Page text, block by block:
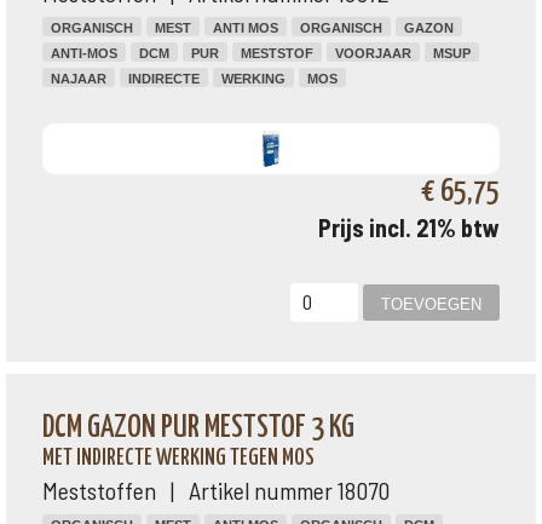
ORGANISCH MEST ANTI MOS ORGANISCH
GAZON
ANTI-MOS
DCM PUR MESTSTOF VOORJAAR
MSUP
NAJAAR
INDIRECTE WERKING MOS
€ 65,75
Prijs incl. 21% btw
DCM GAZON PUR MESTSTOF 3 KG
MET INDIRECTE WERKING TEGEN MOS
Meststoffen | Artikel nummer 18070